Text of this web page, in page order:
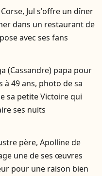
Jul s'offre un dîner
dans un restaurant de
avec ses fans
(Cassandre) papa pour
à 49 ans, photo de sa
sa petite Victoire qui
ses nuits
père, Apolline de
une de ses œuvres
pour une raison bien